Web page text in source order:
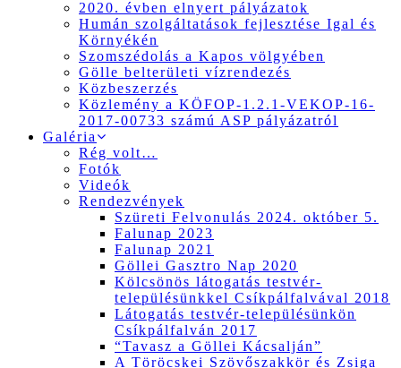
2020. évben elnyert pályázatok
Humán szolgáltatások fejlesztése Igal és
Környékén
Szomszédolás a Kapos völgyében
Gölle belterületi vízrendezés
Közbeszerzés
Közlemény a KÖFOP-1.2.1-VEKOP-16-
2017-00733 számú ASP pályázatról
Galéria
Rég volt…
Fotók
Videók
Rendezvények
Szüreti Felvonulás 2024. október 5.
Falunap 2023
Falunap 2021
Göllei Gasztro Nap 2020
Kölcsönös látogatás testvér-
településünkkel Csíkpálfalvával 2018
Látogatás testvér-településünkön
Csíkpálfalván 2017
“Tavasz a Göllei Kácsalján”
A Töröcskei Szövőszakkör és Zsiga